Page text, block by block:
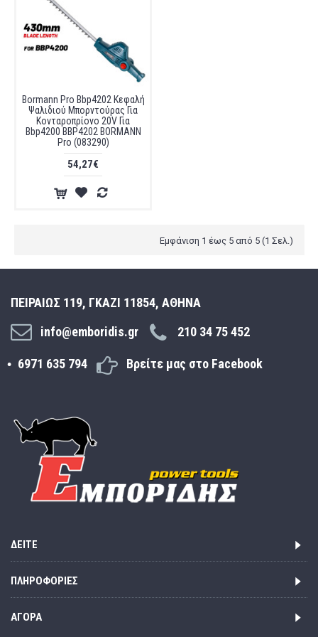
Bormann Pro Bbp4202 Κεφαλή
Ψαλιδιού Μπορντούρας Για
Κονταροπρίονο 20V Για
Bbp4200 BBP4202 BORMANN
Pro (083290)
54,27€
Εμφάνιση 1 έως 5 από 5 (1 Σελ.)
ΠΕΙΡΑΙΩΣ 119, ΓΚΑΖΙ 11854, ΑΘΗΝΑ
info@emboridis.gr
210 34 75 452
6971 635 794 Βρείτε μας στο Facebook
ΔΕΊΤΕ
ΠΛΗΡΟΦΟΡΊΕΣ
ΑΓΟΡΆ